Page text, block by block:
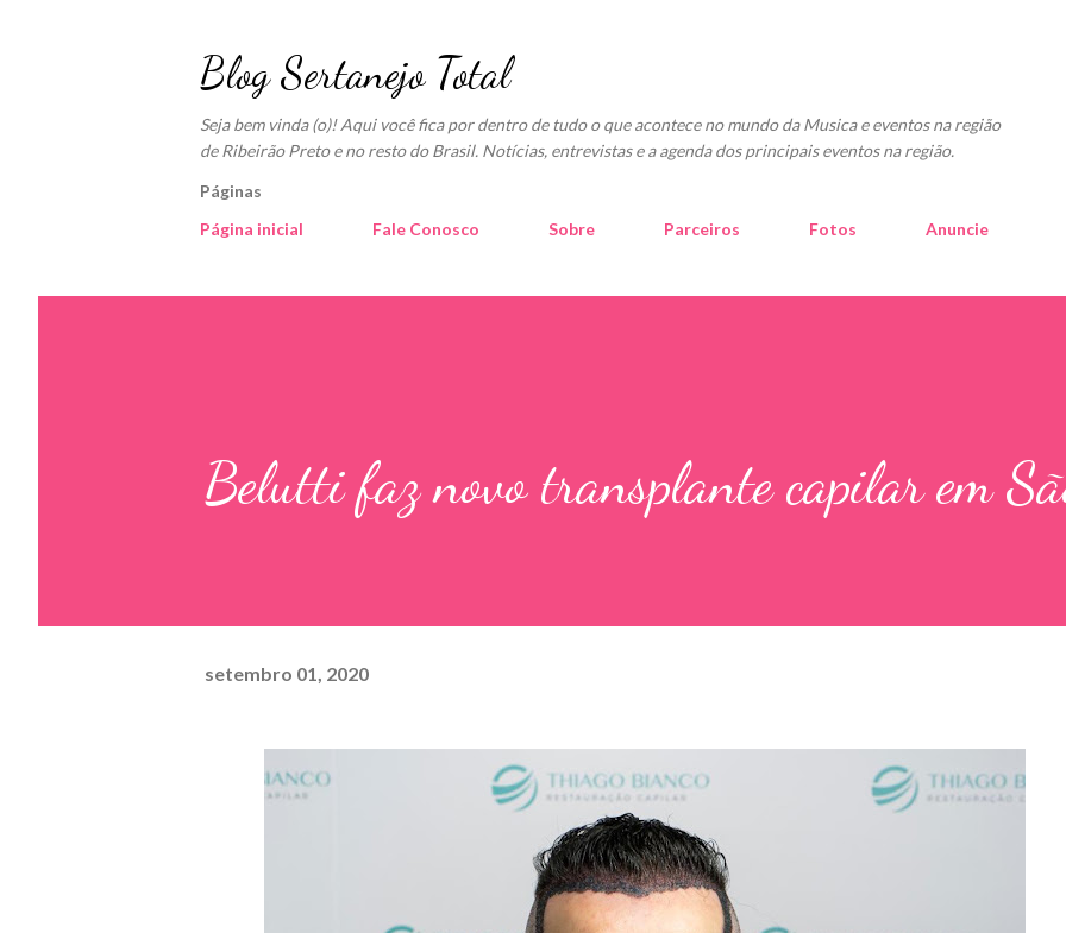
Blog Sertanejo Total
Seja bem vinda (o)! Aqui você fica por dentro de tudo o que acontece no mundo da Musica e eventos na região
de Ribeirão Preto e no resto do Brasil. Notícias, entrevistas e a agenda dos principais eventos na região.
Páginas
Página inicial
Fale Conosco Sobre Parceiros Fotos Anuncie
Belutti faz novo transplante capilar em
setembro 01, 2020